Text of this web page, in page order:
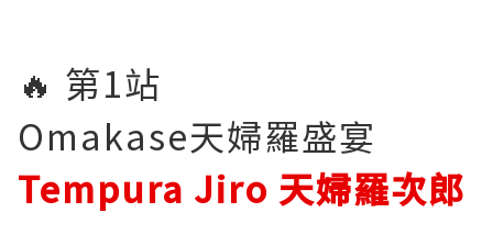
🔥 第1站
Omakase天婦羅盛宴
Tempura Jiro 天婦羅次郎